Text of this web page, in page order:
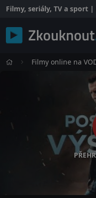
Filmy, seriály, TV a sport
Filmy online na